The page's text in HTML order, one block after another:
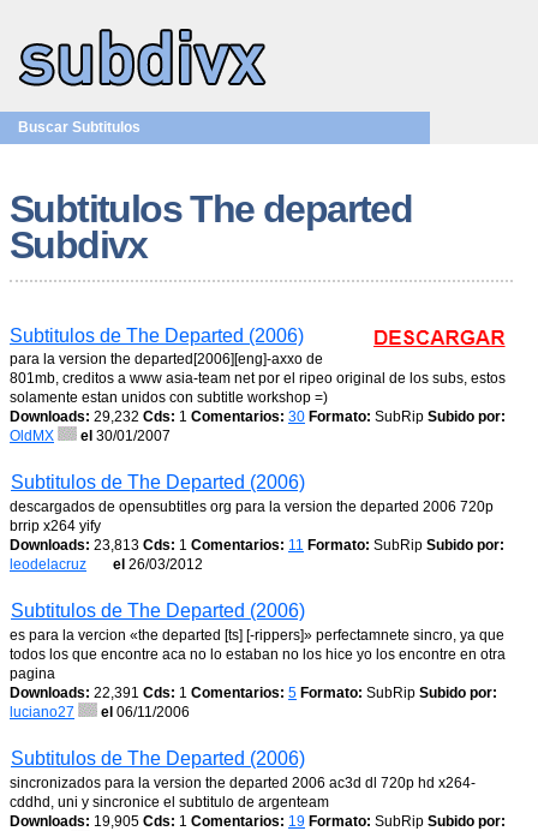
Buscar Subtitulos
Subtitulos The departed
Subdivx
Subtitulos de The Departed (2006)
para la version the departed[2006][eng]-axxo de
801mb, creditos a www asia-team net por el ripeo original de los subs, estos
solamente estan unidos con subtitle workshop =)
Downloads: 29,232 Cds: 1 Comentarios: 30 Formato: SubRip Subido por:
OldMX
el 30/01/2007
Subtitulos de The Departed (2006)
descargados de opensubtitles org para la version the departed 2006 720p
brrip x264 yify
Downloads: 23,813 Cds: 1 Comentarios: 11 Formato: SubRip Subido por:
leodelacruz
el 26/03/2012
Subtitulos de The Departed (2006)
es para la vercion «the departed [ts] [-rippers]» perfectamnete sincro, ya que
todos los que encontre aca no lo estaban no los hice yo los encontre en otra
pagina
Downloads: 22,391 Cds: 1 Comentarios: 5 Formato: SubRip Subido por:
luciano27
el 06/11/2006
Subtitulos de The Departed (2006)
sincronizados para la version the departed 2006 ac3d dl 720p hd x264-
cddhd, uni y sincronice el subtitulo de argenteam
Downloads: 19,905 Cds: 1 Comentarios: 19 Formato: SubRip Subido por: